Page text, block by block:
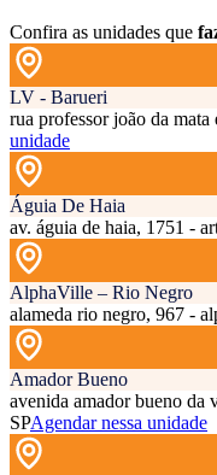
Confira as unidades que
LV - Barueri
rua professor joão da
unidade
Águia De Haia
av. águia de haia, 1751 -
AlphaVille – Rio Negro
alameda rio negro, 967 -
Amador Bueno
avenida amador bueno da
SPAgendar nessa unidade